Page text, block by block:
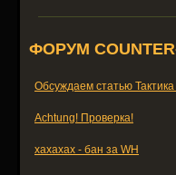
ФОРУМ
Обсуждаем статью
Achtung! Проверка!
хахахах - бан за WH